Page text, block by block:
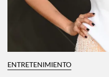
ENTRETENIMIENTO